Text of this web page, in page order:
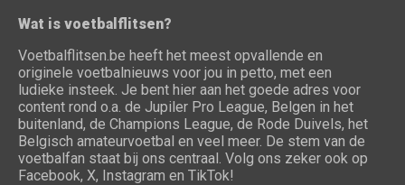
Wat is voetbalflitsen?
Voetbalflitsen.be heeft het meest opvallende en
originele voetbalnieuws voor jou in petto, met een
ludieke insteek. Je bent hier aan het goede adres voor
content rond o.a. de Jupiler Pro League, Belgen in het
buitenland, de Champions League, de Rode Duivels, het
Belgisch amateurvoetbal en veel meer. De stem van de
voetbalfan staat bij ons centraal. Volg ons zeker ook op
Facebook, X, Instagram en TikTok!